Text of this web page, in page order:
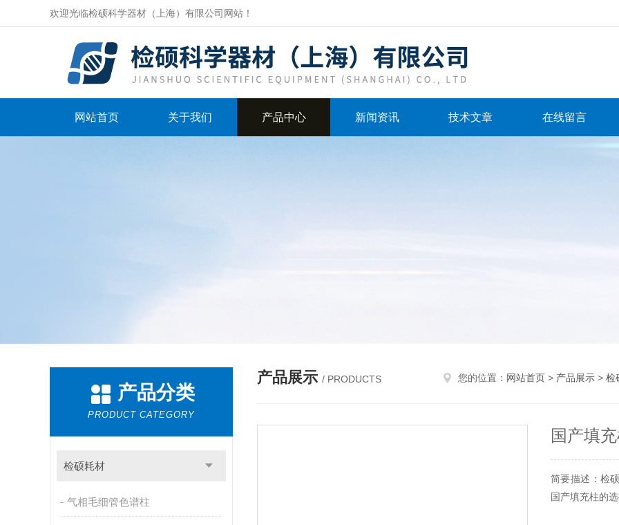
欢迎光临检硕科学器材（上海）有限公司网站！
网站首页 关于我们 产品中心 新闻资讯 技术文章 在线留言
产品分类
PRODUCT CATEGORY
检硕耗材
气相毛细管色谱柱
产品展示 / PRODUCTS 您的位置： 网站首页 > 产品展示 > 检
国产填
简要描述：检
国产填充柱的